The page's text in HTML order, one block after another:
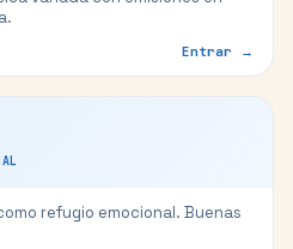
Entrar →
refugio emocional. Buenas